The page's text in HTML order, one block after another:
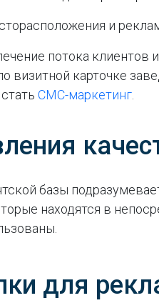
и
потока
визитной карточке
СМС-маркетинг
базы
находятся в
для